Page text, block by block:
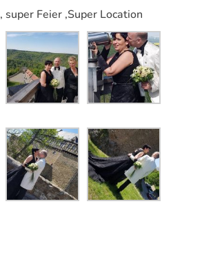
super Feier ,Super Location